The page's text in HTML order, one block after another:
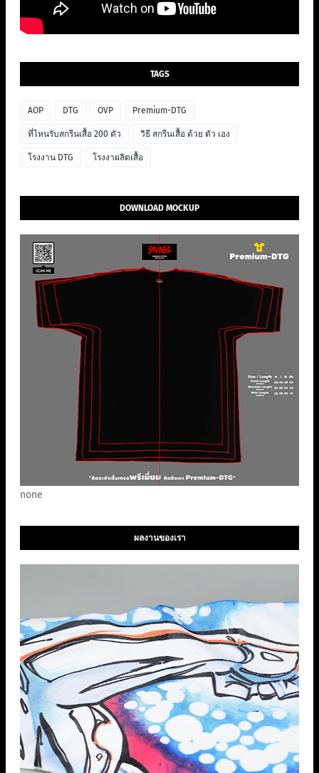
TAGS
AOP DTG OVP Premium-DTG
ที่ไหนรับสกรีนเสื้อ 200 ตัว วิธี สกรีนเสื้อ ด้วย ตัว เอง
โรงงาน DTG โรงงาผลิตเสื้อ
DOWNLOAD MOCKUP
none
ผลงานของเรา